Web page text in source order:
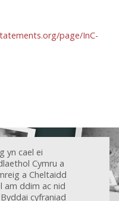
page/InC-
yn cael ei
Cymru a
a Cheltaidd
am ddim ac nid
cyfraniad